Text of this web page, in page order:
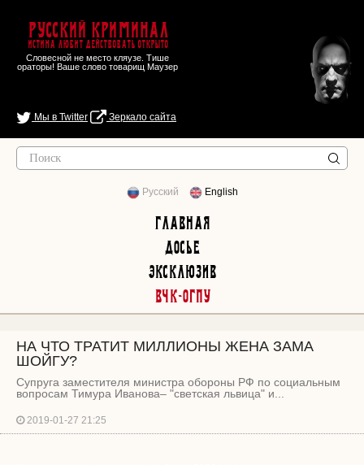
Русский Криминал
Истина любит действовать открыто
Словесной не место кляузе. Тише
ораторы! Ваше слово товарищ Маузер
Мы в Twitter Зеркало сайта
Русский English
Главная
Досье
Эксклюзив
ВЧК-ОГПУ
НА ЧТО ТРАТИТ МИЛЛИОНЫ ЖЕНА ЗАМА
ШОЙГУ?
Супруга заместителя министра обороны РФ по социальным
вопросам Тимура Иванова– "светская львица" и...
2019-01-27 21:25